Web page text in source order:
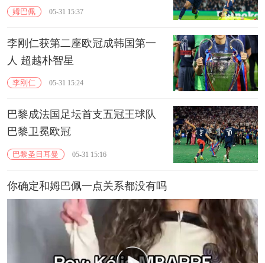
姆巴佩 05-31 15:37
李刚仁获第二座欧冠成韩国第一
人 超越朴智星
李刚仁 05-31 15:24
巴黎成法国足坛首支五冠王球队
巴黎卫冕欧冠
巴黎圣日耳曼 05-31 15:16
你确定和姆巴佩一点关系都没有吗